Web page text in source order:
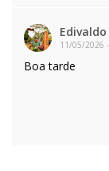
11/05/2026 -
Boa tarde